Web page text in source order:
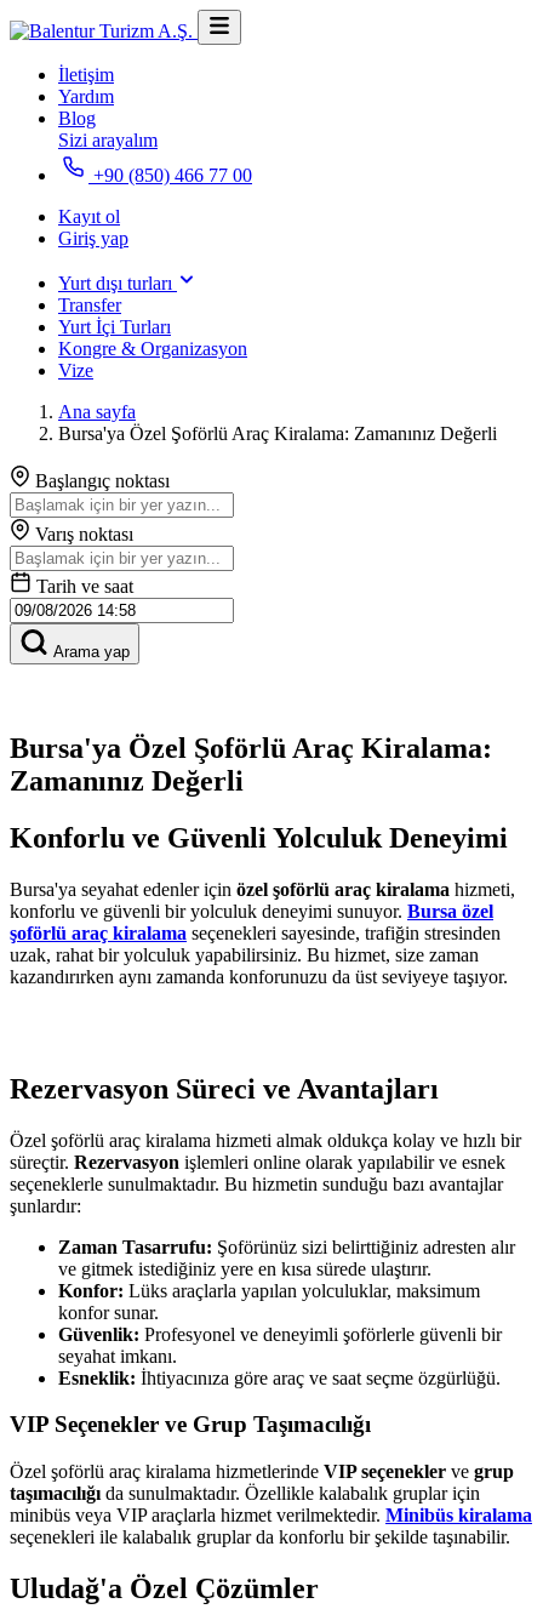
İletişim
Yardım
Blog
Sizi arayalım
+90 (850) 466 77 00
Kayıt ol
Giriş yap
Yurt dışı turları
Transfer
Yurt İçi Turları
Kongre & Organizasyon
Vize
Ana sayfa
Bursa'ya Özel Şoförlü Araç Kiralama: Zamanınız Değerli
Başlangıç noktası
Varış noktası
Tarih ve saat
Arama yap
Bursa'ya Özel Şoförlü Araç Kiralama:
Zamanınız Değerli
Konforlu ve Güvenli Yolculuk Deneyimi
Bursa'ya seyahat edenler için özel şoförlü araç kiralama hizmeti,
konforlu ve güvenli bir yolculuk deneyimi sunuyor. Bursa özel
şoförlü araç kiralama seçenekleri sayesinde, trafiğin stresinden
uzak, rahat bir yolculuk yapabilirsiniz. Bu hizmet, size zaman
kazandırırken aynı zamanda konforunuzu da üst seviyeye taşıyor.
Rezervasyon Süreci ve Avantajları
Özel şoförlü araç kiralama hizmeti almak oldukça kolay ve hızlı bir
süreçtir. Rezervasyon işlemleri online olarak yapılabilir ve esnek
seçeneklerle sunulmaktadır. Bu hizmetin sunduğu bazı avantajlar
şunlardır:
Zaman Tasarrufu: Şoförünüz sizi belirttiğiniz adresten alır
ve gitmek istediğiniz yere en kısa sürede ulaştırır.
Konfor: Lüks araçlarla yapılan yolculuklar, maksimum
konfor sunar.
Güvenlik: Profesyonel ve deneyimli şoförlerle güvenli bir
seyahat imkanı.
Esneklik: İhtiyacınıza göre araç ve saat seçme özgürlüğü.
VIP Seçenekler ve Grup Taşımacılığı
Özel şoförlü araç kiralama hizmetlerinde VIP seçenekler ve grup
taşımacılığı da sunulmaktadır. Özellikle kalabalık gruplar için
minibüs veya VIP araçlarla hizmet verilmektedir. Minibüs kiralama
seçenekleri ile kalabalık gruplar da konforlu bir şekilde taşınabilir.
Uludağ'a Özel Çözümler